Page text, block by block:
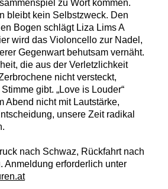
zu Wort kommen.
bleibt kein Selbstzweck. Den
Bogen schlägt Liza Lims A
wird das Violoncello zur Nadel,
Gegenwart behutsam vernäht.
die aus der Verletzlichkeit
nicht versteckt,
gibt. „Love is Louder“
Abend nicht mit Lautstärke,
unsere Zeit radikal
nach Schwaz, Rückfahrt nach
Anmeldung erforderlich unter